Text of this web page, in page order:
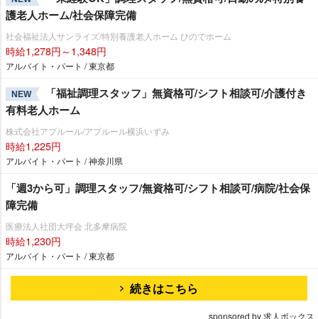
護老人ホーム/社会保障完備
社会福祉法人サンライズ/特別養護老人ホーム ひのでホーム
時給1,278円～1,348円
アルバイト・パート / 東京都
NEW
「福祉調理スタッフ」無資格可/シフト相談可/介護付き
有料老人ホーム
株式会社アプルール/アプルール横浜いずみ
時給1,225円
アルバイト・パート / 神奈川県
「週3から可」調理スタッフ/無資格可/シフト相談可/病院/社会保
障完備
医療法人社団大坪会 北多摩病院
時給1,230円
アルバイト・パート / 東京都
続きはこちら
sponsored by 求人ボックス